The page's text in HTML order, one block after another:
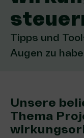
Tipps und
Augen zu
Unsere
Thema